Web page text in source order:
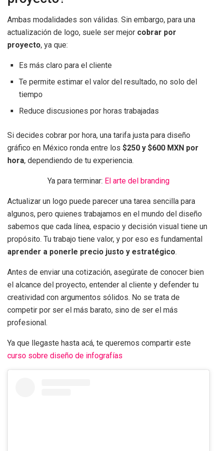
Ambas modalidades son válidas. Sin embargo, para una
actualización de logo, suele ser mejor cobrar por
proyecto, ya que:
Es más claro para el cliente
Te permite estimar el valor del resultado, no solo del
tiempo
Reduce discusiones por horas trabajadas
Si decides cobrar por hora, una tarifa justa para diseño
gráfico en México ronda entre los $250 y $600 MXN por
hora, dependiendo de tu experiencia.
Ya para terminar: El arte del branding
Actualizar un logo puede parecer una tarea sencilla para
algunos, pero quienes trabajamos en el mundo del diseño
sabemos que cada línea, espacio y decisión visual tiene un
propósito. Tu trabajo tiene valor, y por eso es fundamental
aprender a ponerle precio justo y estratégico.
Antes de enviar una cotización, asegúrate de conocer bien
el alcance del proyecto, entender al cliente y defender tu
creatividad con argumentos sólidos. No se trata de
competir por ser el más barato, sino de ser el más
profesional.
Ya que llegaste hasta acá, te queremos compartir este
curso sobre diseño de infografías